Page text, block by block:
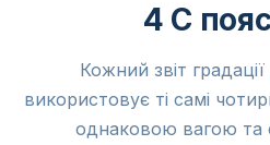
4 C
Кожний звіт градації
використовує ті самі
однаковою вагою